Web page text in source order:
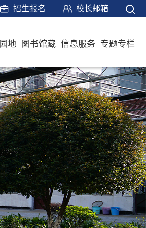
招生报名 校长邮箱
地 图书馆藏 信息服务 专题专栏